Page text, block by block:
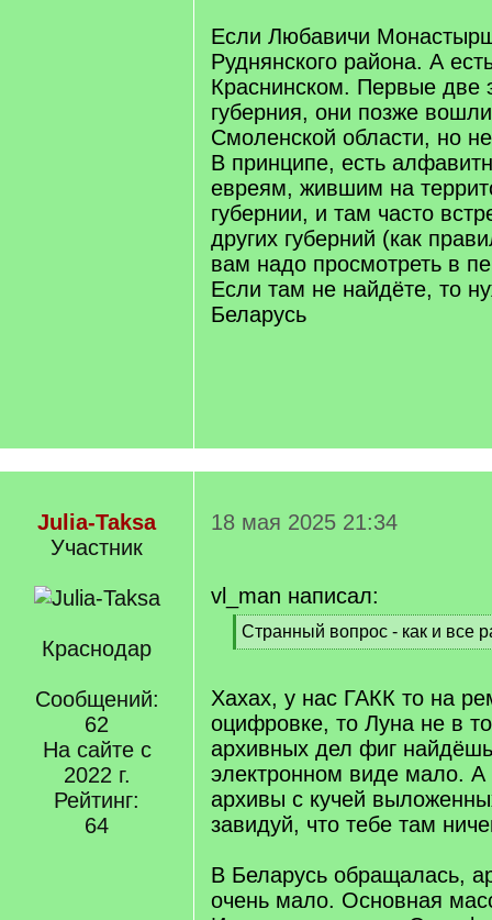
q
]
Если Любавичи
Руднянского района. А
Краснинском. Первые две
губерния, они позже
Смоленской области, но
В принципе, есть
евреям, жившим на
губернии, и там часто
других губерний (как
вам надо просмотреть в
Если там не найдёте, то
Беларусь
Julia-Taksa
Участник
Краснодар
Сообщений:
62
На сайте с
2022 г.
Рейтинг:
64
18 мая 2025 21:34
vl_man написал:
[
q
Странный вопрос - как и все
[
q
]
Хахах, у нас ГАКК то на
оцифровке, то Луна не в
архивных дел фиг
электронном виде мало. А
архивы с кучей
завидуй, что тебе там
В Беларусь обращалась,
очень мало. Основная